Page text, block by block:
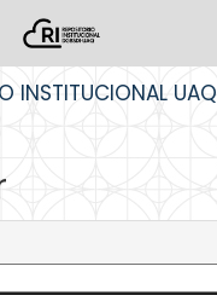
INSTITUCIONAL UAQ